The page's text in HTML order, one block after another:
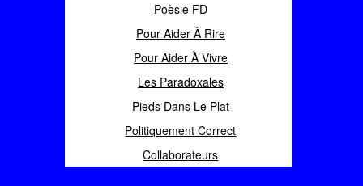
Poèsie FD
Pour Aider À Rire
Pour Aider À Vivre
Les Paradoxales
Pieds Dans Le Plat
Politiquement Correct
Collaborateurs